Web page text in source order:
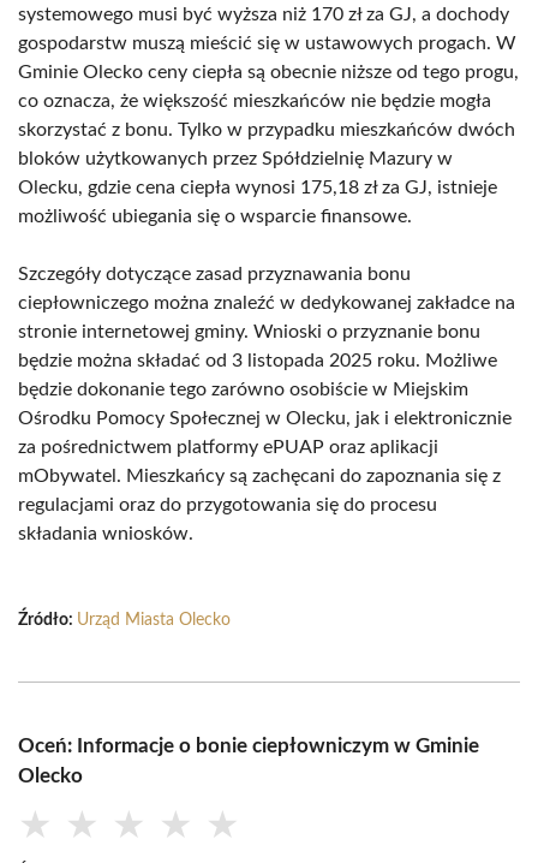
systemowego musi być wyższa niż 170 zł za GJ, a dochody
gospodarstw muszą mieścić się w ustawowych progach. W
Gminie Olecko ceny ciepła są obecnie niższe od tego progu,
co oznacza, że większość mieszkańców nie będzie mogła
skorzystać z bonu. Tylko w przypadku mieszkańców dwóch
bloków użytkowanych przez Spółdzielnię Mazury w
Olecku, gdzie cena ciepła wynosi 175,18 zł za GJ, istnieje
możliwość ubiegania się o wsparcie finansowe.
Szczegóły dotyczące zasad przyznawania bonu
ciepłowniczego można znaleźć w dedykowanej zakładce na
stronie internetowej gminy. Wnioski o przyznanie bonu
będzie można składać od 3 listopada 2025 roku. Możliwe
będzie dokonanie tego zarówno osobiście w Miejskim
Ośrodku Pomocy Społecznej w Olecku, jak i elektronicznie
za pośrednictwem platformy ePUAP oraz aplikacji
mObywatel. Mieszkańcy są zachęcani do zapoznania się z
regulacjami oraz do przygotowania się do procesu
składania wniosków.
Źródło: Urząd Miasta Olecko
Oceń: Informacje o bonie ciepłowniczym w Gminie
Olecko
★ ★ ★ ★ ★